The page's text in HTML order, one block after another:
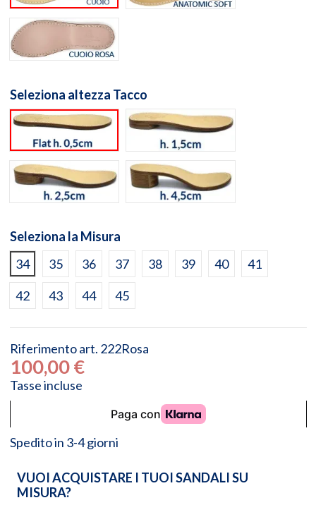
Suola Cuoio Rosa
Seleziona altezza Tacco
flat h. 0,5cm
h. 1,5cm
h. 2,5cm h. 4,5cm
Seleziona la Misura
34
35 36 37 38 39 40 41
42 43 44 45
Riferimento art. 222Rosa
100,00 €
Tasse incluse
Spedito in 3-4 giorni
VUOI ACQUISTARE I TUOI SANDALI SU
MISURA?